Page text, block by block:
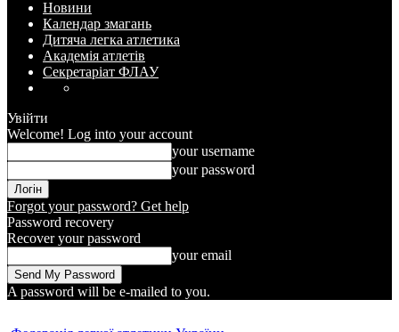
Новини
Календар змагань
Дитяча легка атлетика
Академія атлетів
Секретаріат ФЛАУ
Увійти
Welcome! Log into your account
your username
your password
Forgot your password? Get help
Password recovery
Recover your password
your email
A password will be e-mailed to you.